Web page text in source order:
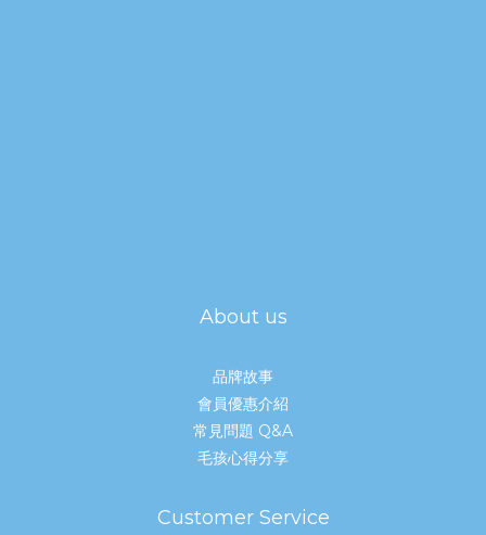
About us
品牌故事
會員優惠介紹
常見問題 Q&A
毛孩心得分享
Customer Service